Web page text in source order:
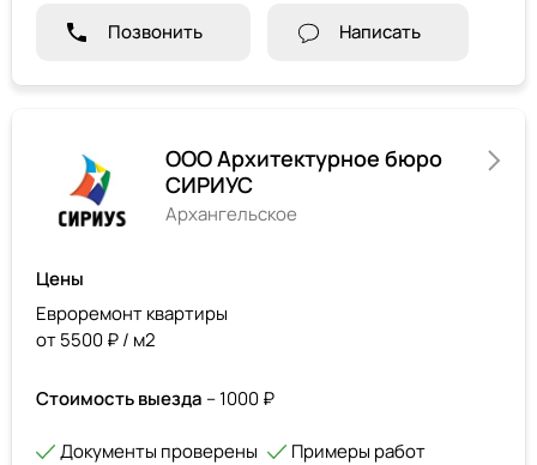
Позвонить Написать
ООО Архитектурное бюро
СИРИУС
Архангельское
Цены
Евроремонт квартиры
от 5500 ₽ / м2
Стоимость выезда – 1000 ₽
Документы проверены
Примеры работ